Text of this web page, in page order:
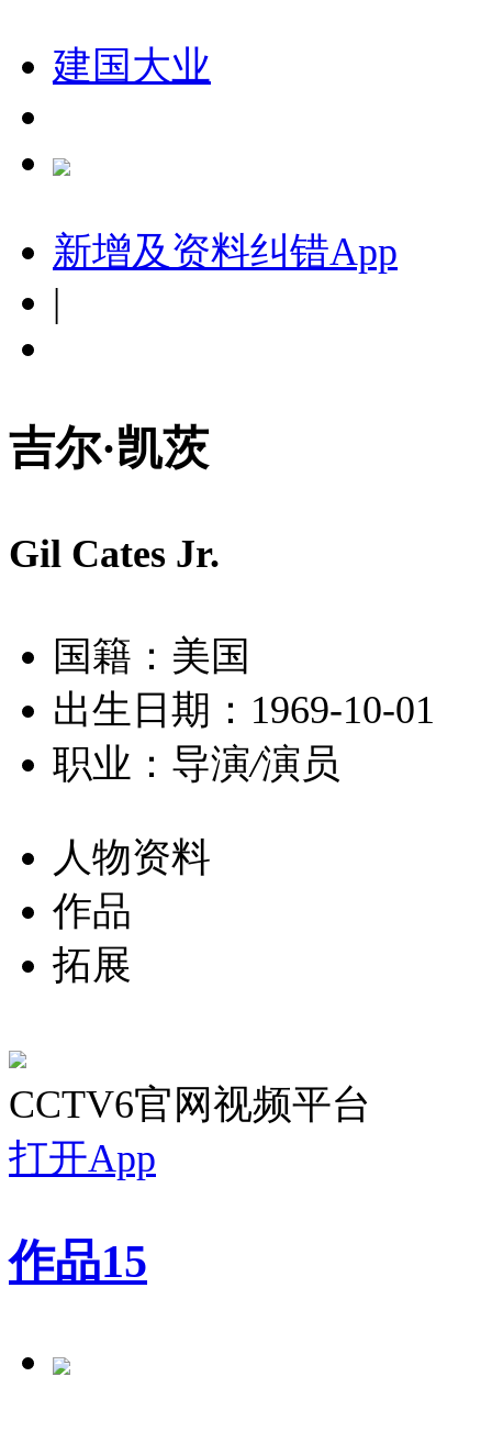
建国大业
新增及资料纠错App
|
吉尔·凯茨
Gil Cates Jr.
国籍：美国
出生日期：1969-10-01
职业：导演/演员
人物资料
作品
拓展
CCTV6官网视频平台
打开App
作品15